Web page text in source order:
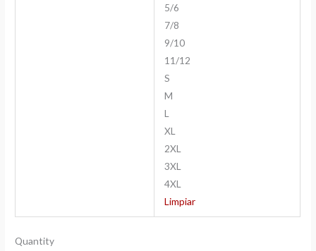
5/6
7/8
9/10
11/12
S
M
L
XL
2XL
3XL
4XL
Limpiar
Quantity